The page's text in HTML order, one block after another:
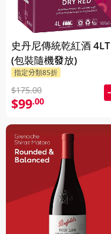
史丹尼傳統乾紅酒 4LT
(包裝隨機發放)
指定分類85折
$175.00
$99.00